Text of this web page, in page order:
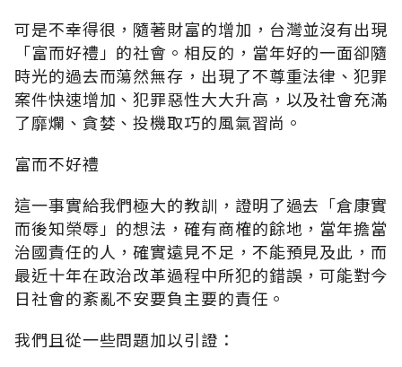
可是不幸得很，隨著財富的增加，台灣並沒有出現
「富而好禮」的社會。相反的，當年好的一面卻隨
時光的過去而蕩然無存，出現了不尊重法律、犯罪
案件快速增加、犯罪惡性大大升高，以及社會充滿
了靡爛、貪婪、投機取巧的風氣習尚。
富而不好禮
這一事實給我們極大的教訓，證明了過去「倉康實
而後知榮辱」的想法，確有商榷的餘地，當年擔當
治國責任的人，確實遠見不足，不能預見及此，而
最近十年在政治改革過程中所犯的錯誤，可能對今
日社會的紊亂不安要負主要的責任。
我們且從一些問題加以引證：